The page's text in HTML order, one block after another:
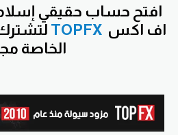
افتح حساب حقيقي
اف اكسTOPFX
الخاصة